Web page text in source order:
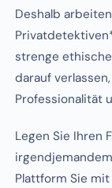
Deshalb
strenge
darauf
Professionalität
Legen Sie Ihren
Plattform Sie